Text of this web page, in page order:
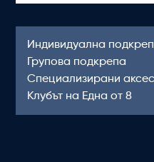
Индивидуална
Групова подкрепа
Специализирани
Клубът на Една от 8